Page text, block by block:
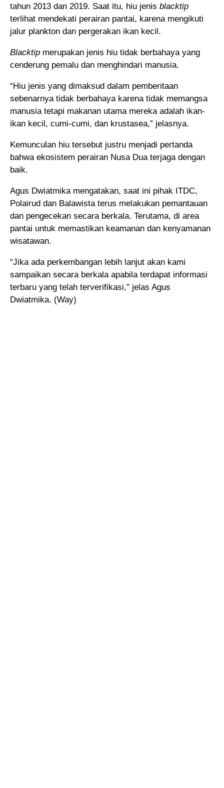
tahun 2013 dan 2019. Saat itu, hiu jenis blacktip
terlihat mendekati perairan pantai, karena mengikuti
jalur plankton dan pergerakan ikan kecil.
Blacktip merupakan jenis hiu tidak berbahaya yang
cenderung pemalu dan menghindari manusia.
“Hiu jenis yang dimaksud dalam pemberitaan
sebenarnya tidak berbahaya karena tidak memangsa
manusia tetapi makanan utama mereka adalah ikan-
ikan kecil, cumi-cumi, dan krustasea,” jelasnya.
Kemunculan hiu tersebut justru menjadi pertanda
bahwa ekosistem perairan Nusa Dua terjaga dengan
baik.
Agus Dwiatmika mengatakan, saat ini pihak ITDC,
Polairud dan Balawista terus melakukan pemantauan
dan pengecekan secara berkala. Terutama, di area
pantai untuk memastikan keamanan dan kenyamanan
wisatawan.
“Jika ada perkembangan lebih lanjut akan kami
sampaikan secara berkala apabila terdapat informasi
terbaru yang telah terverifikasi,” jelas Agus
Dwiatmika. (Way)